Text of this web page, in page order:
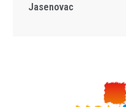
Jasenovac